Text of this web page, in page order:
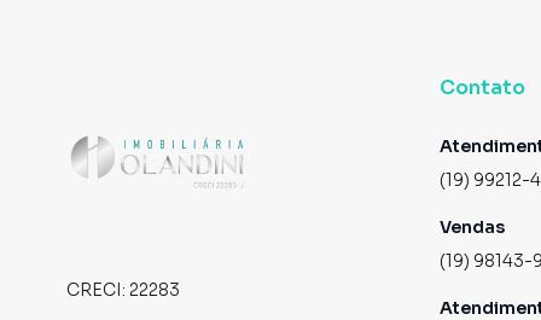
CRECI: 22283
Contato
(19) 99212-
Vendas
(19) 98143-